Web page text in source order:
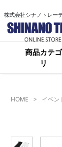
株式会社シナノトレー
商品カテゴ
リ
HOME イベン